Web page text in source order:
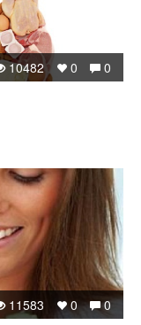
0
0
10482
0
0
11583